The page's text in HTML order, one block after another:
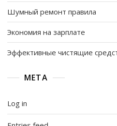
Шумный ремонт правила
Экономия на зарплате
Эффективные чистящие
META
Log in